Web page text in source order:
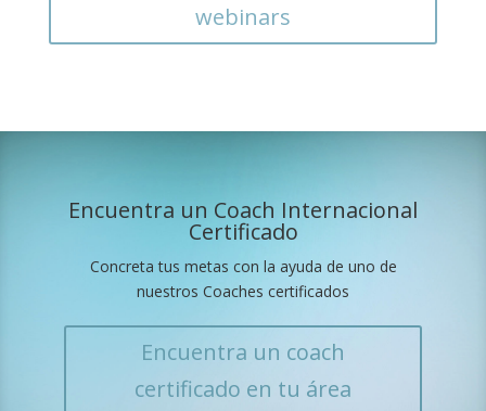
webinars
Encuentra un Coach Internacional
Certificado
Concreta tus metas con la ayuda de uno de
nuestros Coaches certificados
Encuentra un coach
certificado en tu área